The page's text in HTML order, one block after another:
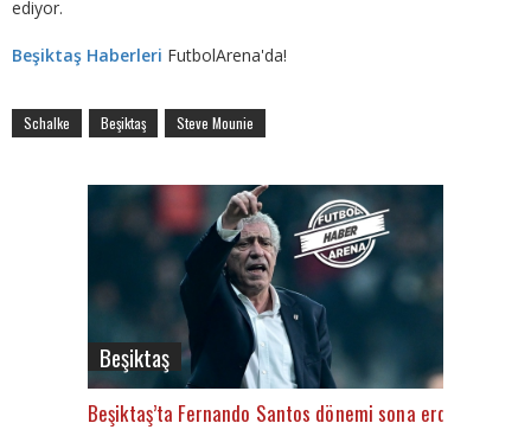
ediyor.
Beşiktaş Haberleri FutbolArena'da!
Schalke Beşiktaş Steve Mounie
Beşiktaş
Beşiktaş’ta Fernando Santos dönemi sona erdi